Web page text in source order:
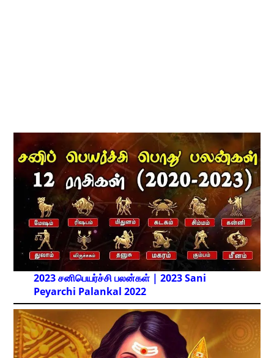
2023 சனிபெயர்ச்சி பலன்கள் | 2023 Sani
Peyarchi Palankal 2022